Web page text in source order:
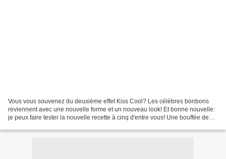
Vous vous souvenez du deuxième effet Kiss Cool? Les célèbres bonbons
reviennent avec une nouvelle forme et un nouveau look! Et bonne nouvelle:
je peux faire tester la nouvelle recette à cinq d'entre vous! Une bouffée de